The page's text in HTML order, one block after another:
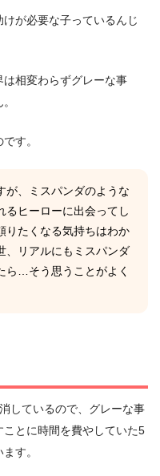
けが必要な子っているんじ
は相変わらずグレーな事
す。
が、ミスパンダのような
るヒーローに出会ってし
りたくなる気持ちはわか
、リアルにもミスパンダ
ら…そう思うことがよく
しているので、グレーな事
とに時間を費やしていた5
す。